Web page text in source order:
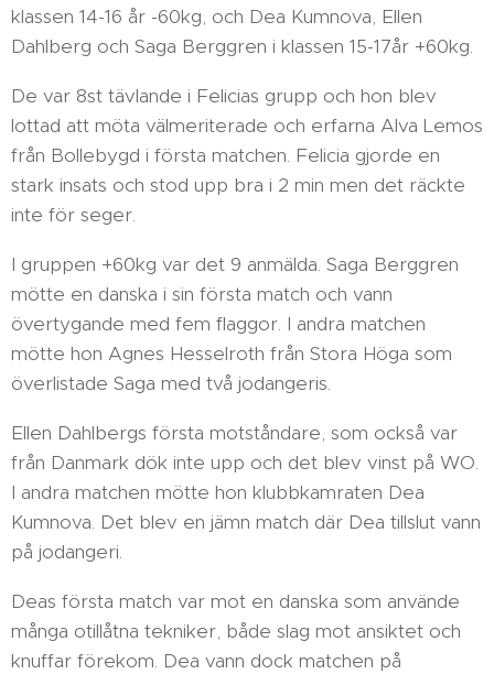
klassen 14-16 år -60kg, och Dea Kumnova, Ellen
Dahlberg och Saga Berggren i klassen 15-17år +60kg.
De var 8st tävlande i Felicias grupp och hon blev
lottad att möta välmeriterade och erfarna Alva Lemos
från Bollebygd i första matchen. Felicia gjorde en
stark insats och stod upp bra i 2 min men det räckte
inte för seger.
I gruppen +60kg var det 9 anmälda. Saga Berggren
mötte en danska i sin första match och vann
övertygande med fem flaggor. I andra matchen
mötte hon Agnes Hesselroth från Stora Höga som
överlistade Saga med två jodangeris.
Ellen Dahlbergs första motståndare, som också var
från Danmark dök inte upp och det blev vinst på WO.
I andra matchen mötte hon klubbkamraten Dea
Kumnova. Det blev en jämn match där Dea tillslut vann
på jodangeri.
Deas första match var mot en danska som använde
många otillåtna tekniker, både slag mot ansiktet och
knuffar förekom. Dea vann dock matchen på